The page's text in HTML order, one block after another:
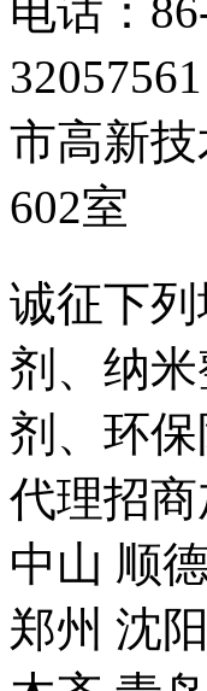
电话：
市高新
602室
诚征下
剂、纳
剂、环
代理招
中山 顺
郑州 沈